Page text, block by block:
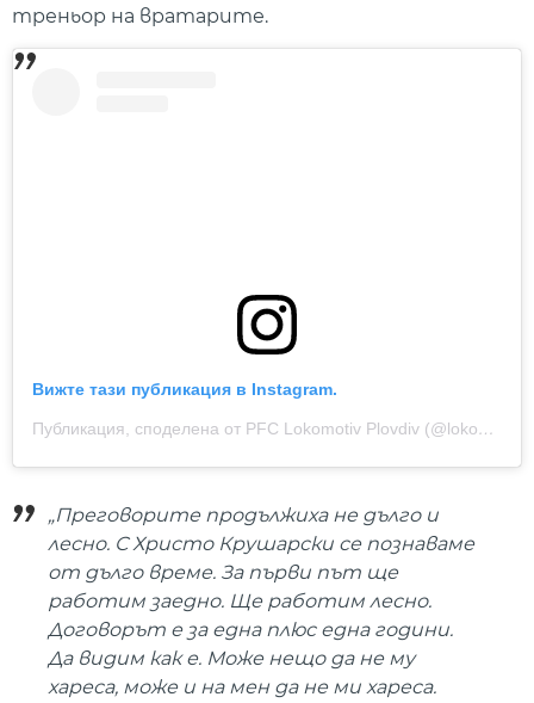
треньор на вратарите.
Вижте тази публикация в Instagram.
Публикация, споделена от PFC Lokomotiv Plovdiv (@lokomotiv_plovdiv_official)
„Преговорите продължиха не дълго и
лесно. С Христо Крушарски се познаваме
от дълго време. За първи път ще
работим заедно. Ще работим лесно.
Договорът е за една плюс една години.
Да видим как е. Може нещо да не му
хареса, може и на мен да не ми хареса.